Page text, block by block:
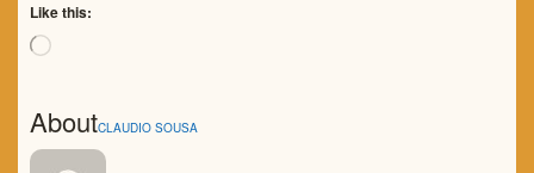
Like this:
Loading…
AboutCLAUDIO SOUSA